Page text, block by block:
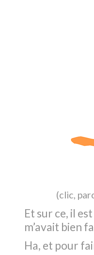
(clic,
Et sur ce, il
m’avait bien
Ha, et pour